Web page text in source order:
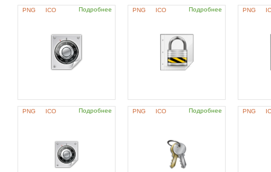
PNG ICO Подробнее PNG ICO Подробнее PNG
PNG ICO Подробнее PNG ICO Подробнее PNG